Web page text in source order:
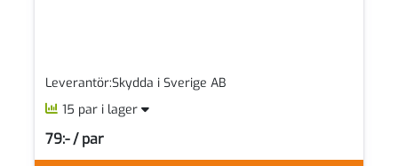
Leverantör:Skydda i Sverige AB
15 par i lager
79:- / par
SEK per PAR